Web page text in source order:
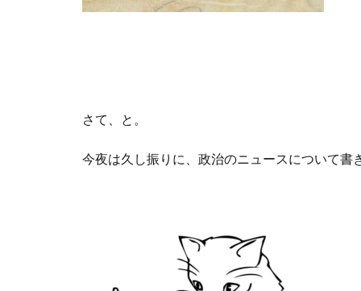
さて、と。
今夜は久し振りに、政治のニュースについて書